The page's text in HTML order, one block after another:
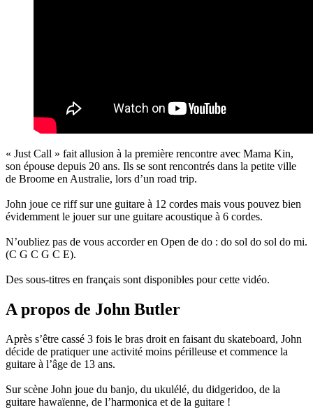
« Just Call » fait allusion à la première rencontre avec Mama Kin,
son épouse depuis 20 ans. Ils se sont rencontrés dans la petite ville
de Broome en Australie, lors d’un road trip.
John joue ce riff sur une guitare à 12 cordes mais vous pouvez bien
évidemment le jouer sur une guitare acoustique à 6 cordes.
N’oubliez pas de vous accorder en Open de do : do sol do sol do mi.
(C G C G C E).
Des sous-titres en français sont disponibles pour cette vidéo.
A propos de John Butler
Après s’être cassé 3 fois le bras droit en faisant du skateboard, John
décide de pratiquer une activité moins périlleuse et commence la
guitare à l’âge de 13 ans.
Sur scène John joue du banjo, du ukulélé, du didgeridoo, de la
guitare hawaïenne, de l’harmonica et de la guitare !